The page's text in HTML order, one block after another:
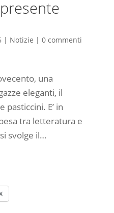
| Notizie | 0 commenti
una
eleganti, il
pasticcini. E’ in
tra letteratura e
svolge il…